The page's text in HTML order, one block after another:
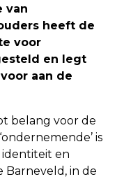
van
heeft de
voor
en legt
aan de
belang voor de
is
en
in de